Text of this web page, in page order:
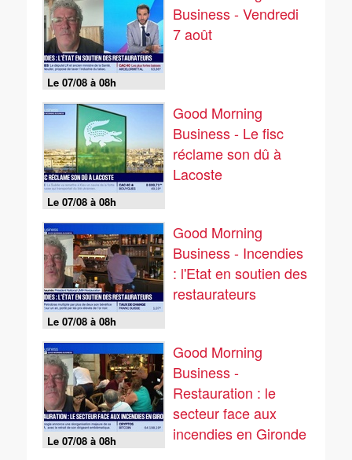
Le 07/08 à 08h
Business - Vendredi
7 août
Le 07/08 à 08h
Good Morning
Business - Le fisc
réclame son dû à
Lacoste
Le 07/08 à 08h
Good Morning
Business - Incendies
: l'Etat en soutien des
restaurateurs
Le 07/08 à 08h
Good Morning
Business -
Restauration : le
secteur face aux
incendies en Gironde